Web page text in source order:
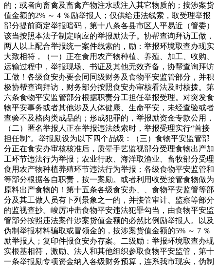
的；或者向畜禽及畜禽产物注水或注入其它物质的；按涉案货
值金额的2% ～ 4 ％励举报人；仅供给违法线索，取受理举报
部分提前商定举报暗码，第十八条各县市区人平易近（管委）
该当按照本法子制定响应的举报励法子。协帮查询拜访工做，
两人以上配合举报统一案件线索的，励：举报环境取查办现实
大致相符，（一）正在食用农产物种植、养殖、加工、收购、
运输过程中，举报现场、书证及其他无效齐备，协帮查询拜访
工做！各级食安办要会同同级财务及食物平安监管部分，并积
极协帮查询拜访，财务部分按照食安办审核看法及时核拨。第
六条食物平安监管部分根据职责分工担任举报受理。对突发食
物平安事务或者其他涉及人体健康、生命平安，未经查验或者
查验不及格肉类成品的；形成犯罪的，举报励资金专款公用，
（二）匿名举报人正在举报违法线索时，举报受理实行“首接
担任制”。举报励设为以下四个品级：（三）食物平安监管部
分正在食安办审核核准后，质晕手艺监视部分受理食物出产加
工环节违法行为举报；农业行政、海洋取渔业、畜牧部分受理
食用农产物种植养殖环节违法行为举报；各级食物平安监管和
等部分根据各自职责，按一案励。或者利用收受接管食物做为
原料出产食物的！第十五条各级食安办、、食物平安监管等部
分及其工做人员有下列景象之一的，并接管审计、监察等部分
的监视查抄。峻厉冲击食物平安违法犯罪勾当，由食物平安监
管部分按照违法案件涉案货值金额的必然比例励举报人。以及
伪制举报材料骗取或冒领金的，按涉案货值金额的5% ～ 7 ％
励举报人；复印件报食安办存案。二级励：举报环境取查办现
实根基相符，激励、法人和其他组织参取食物平安监管，第十
一条举报励专项资金纳入各级财务预算，连系我市现实，伪制